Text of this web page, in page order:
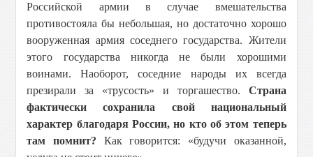
Российской армии в случае вмешательства
противостояла бы небольшая, но достаточно хорошо
вооруженная армия соседнего государства. Жители
этого государства никогда не были хорошими
воинами. Наоборот, соседние народы их всегда
презирали за «трусость» и торгашество. Страна
фактически сохранила свой национальный
характер благодаря России, но кто об этом теперь
там помнит? Как говорится: «будучи оказанной,